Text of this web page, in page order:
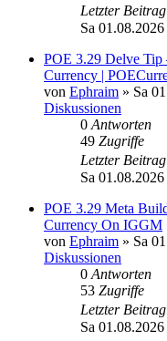
Letzter Beitrag
Sa
POE 3.29 Delve
Currency |
von Ephraim » Sa
Diskussionen
0 Antworten
49 Zugriffe
Letzter Beitrag
Sa
POE 3.29 Meta
Currency On IGGM
von Ephraim » Sa
Diskussionen
0 Antworten
53 Zugriffe
Letzter Beitrag
Sa